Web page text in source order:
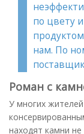
по цвету
нам. По
Роман с
У многих
находят камни